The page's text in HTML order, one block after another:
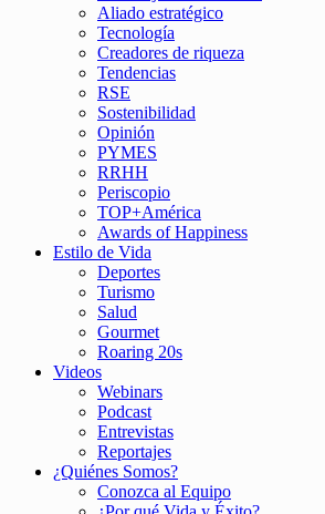
Aliado estratégico
Tecnología
Creadores de riqueza
Tendencias
RSE
Sostenibilidad
Opinión
PYMES
RRHH
Periscopio
TOP+América
Awards of Happiness
Estilo de Vida
Deportes
Turismo
Salud
Gourmet
Roaring 20s
Videos
Webinars
Podcast
Entrevistas
Reportajes
¿Quiénes Somos?
Conozca al Equipo